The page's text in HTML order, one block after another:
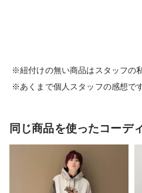
※紐付けの無い商品はスタッフの
※あくまで個人スタッフの感想です
同じ商品を使ったコーデ